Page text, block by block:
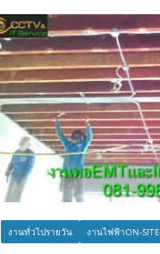
งานทั่วไปรายวัน งานไฟฟ้าON-SITE